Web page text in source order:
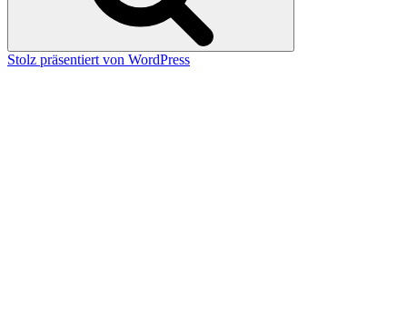
Stolz präsentiert von WordPress